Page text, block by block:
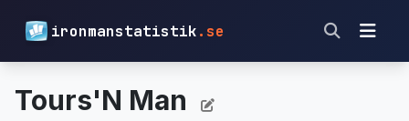
ironmanstatistik.se
Tours'N Man